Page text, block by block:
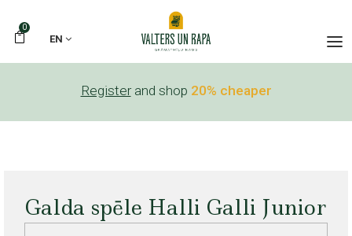
0
EN
Register and shop 20% cheaper
Galda spēle Halli Galli Junior